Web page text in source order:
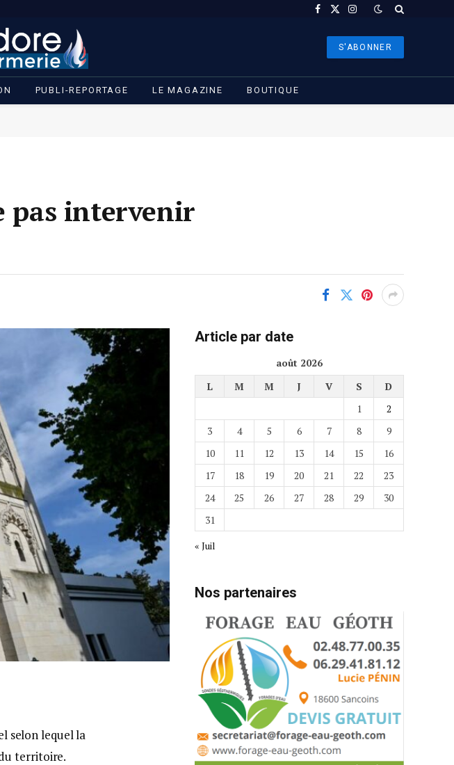
Facebook
X
Instagram
S'ABONNER
PUBLI-REPORTAGE LE MAGAZINE BOUTIQUE
pas intervenir
selon lequel la
territoire.
Article par date
août 2026
L
M M J V S
D
1
2
3
4 5 6 7 8
9
10
11 12 13 14 15
16
17
18 19 20 21 22
23
24
25 26 27 28 29
30
31
« Juil
Nos partenaires